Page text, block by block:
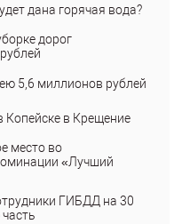
дана горячая вода?
дорог
5,6 миллионов рублей
Копейске в Крещение
место во
«Лучший
ГИБДД на 30